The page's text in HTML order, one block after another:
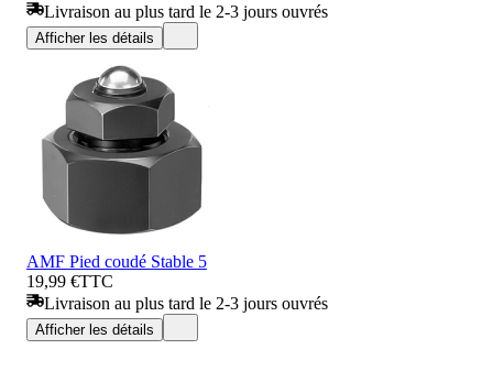
Livraison au plus tard le 2-3 jours ouvrés
Afficher les détails
AMF Pied coudé Stable 5
19,99 €TTC
Livraison au plus tard le 2-3 jours ouvrés
Afficher les détails